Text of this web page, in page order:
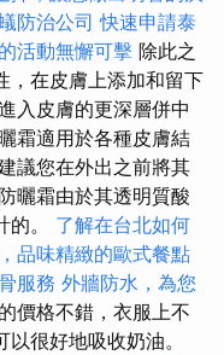
防治公司 快速申請泰
活動無懈可擊 除此之
，在皮膚上添加和留下
入皮膚的更深層併中
霜適用於各種皮膚結
議您在外出之前將其
曬霜由於其透明質酸
的。 了解在台北如何
品味精緻的歐式餐點
服務 外牆防水，為您
價格不錯，衣服上不
很好地吸收奶油。